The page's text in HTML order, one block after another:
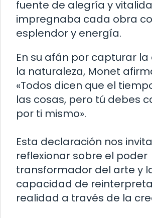
fuente de alegría y
impregnaba cada obra
esplendor y energía.
En su afán por capturar
la naturaleza, Monet
«Todos dicen que el
las cosas, pero tú debes
por ti mismo».
Esta declaración nos
reflexionar sobre el poder
transformador del arte y
capacidad de
realidad a través de la